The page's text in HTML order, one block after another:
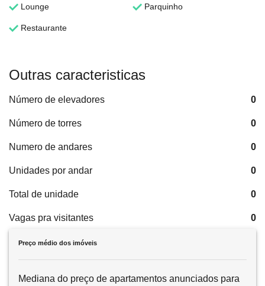
Lounge Parquinho
Restaurante
Outras caracteristicas
Número de elevadores 0
Número de torres 0
Numero de andares 0
Unidades por andar 0
Total de unidade 0
Vagas pra visitantes 0
Preço médio dos imóveis
Mediana do preço de apartamentos anunciados para